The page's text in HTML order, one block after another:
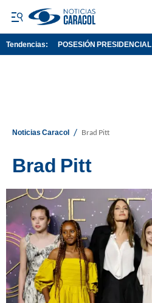
Tendencias: POSESIÓN PRESIDENCIAL
Noticias Caracol / Brad Pitt
Brad Pitt